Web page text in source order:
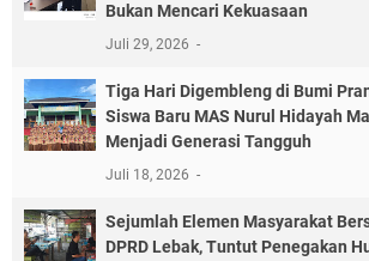
Bukan Mencari Kekuasaan
Juli 29, 2026
Tiga Hari Digembleng di Bumi
Siswa Baru MAS Nurul Hidayah
Menjadi Generasi Tangguh
Juli 18, 2026
Sejumlah Elemen Masyarakat
DPRD Lebak, Tuntut Penegakan